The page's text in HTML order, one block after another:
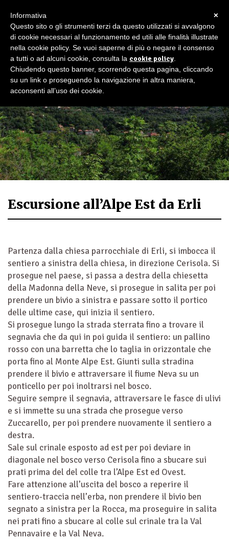
Escursione all’Alpe Est da Erli
Partenza dalla chiesa parrocchiale di Erli, si imbocca il
sentiero a sinistra della chiesa, in direzione Cerisola. Si
prosegue nel paese, si passa a destra della chiesetta
della Madonna della Neve, si prosegue in salita per poi
prendere un bivio a sinistra e passare sotto il portico
delle ultime case, qui inizia il sentiero.
Si prosegue lungo la strada sterrata fino a trovare il
segnavia che da qui in poi guida il sentiero: un pallino
rosso con una barretta che lo taglia in orizzontale che
porta fino al Monte Alpe Est. Giunti sulla stradina
prendere il bivio e attraversare il fiume Neva su un
ponticello per poi inoltrarsi nel bosco.
Seguire sempre il segnavia, attraversare le fasce di ulivi
e si immette su una strada che prosegue verso
Zuccarello, per poi prendere nuovamente il sentiero a
destra.
Sale sul crinale esposto ad est per poi deviare in
diagonale nel bosco verso Cerisola fino a sbucare sui
prati prima del del colle tra l’Alpe Est ed Ovest.
Fare attenzione all’uscita del bosco a reperire il
sentiero-traccia nell’erba, non prendere il bivio ben
segnato a sinistra per la Rocca, ma proseguire in salita
nei prati fino a sbucare al colle sul crinale tra la Val
Pennavaire e la Val Neva.
×
Informativa
Questo sito o gli strumenti terzi da questo utilizzati si avvalgono
di cookie necessari al funzionamento ed utili alle finalità illustrate
nella cookie policy. Se vuoi saperne di più o negare il consenso
a tutti o ad alcuni cookie, consulta la cookie policy
Chiudendo questo banner, scorrendo questa pagina, cliccando
su un link o proseguendo la navigazione in altra maniera,
acconsenti all’uso dei cookie.